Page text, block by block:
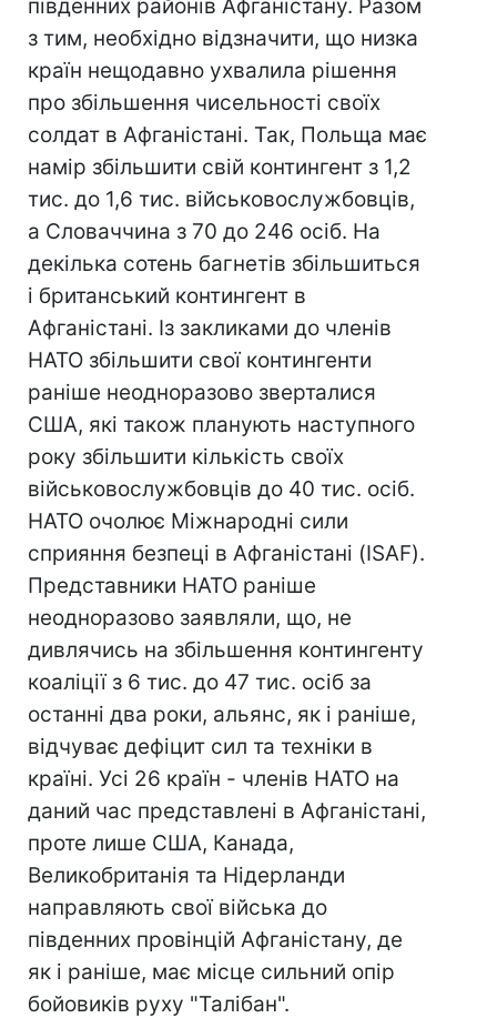
південних районів Афганістану. Разом
з тим, необхідно відзначити, що низка
країн нещодавно ухвалила рішення
про збільшення чисельності своїх
солдат в Афганістані. Так, Польща має
намір збільшити свій контингент з 1,2
тис. до 1,6 тис. військовослужбовців,
а Словаччина з 70 до 246 осіб. На
декілька сотень багнетів збільшиться
і британський контингент в
Афганістані. Із закликами до членів
НАТО збільшити свої контингенти
раніше неодноразово зверталися
США, які також планують наступного
року збільшити кількість своїх
військовослужбовців до 40 тис. осіб.
НАТО очолює Міжнародні сили
сприяння безпеці в Афганістані (ISAF).
Представники НАТО раніше
неодноразово заявляли, що, не
дивлячись на збільшення контингенту
коаліції з 6 тис. до 47 тис. осіб за
останні два роки, альянс, як і раніше,
відчуває дефіцит сил та техніки в
країні. Усі 26 країн - членів НАТО на
даний час представлені в Афганістані,
проте лише США, Канада,
Великобританія та Нідерланди
направляють свої війська до
південних провінцій Афганістану, де
як і раніше, має місце сильний опір
бойовиків руху "Талібан".